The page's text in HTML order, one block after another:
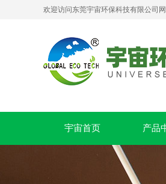
欢迎访问东莞宇宙环保科技有限公司
宇宙首页 产品